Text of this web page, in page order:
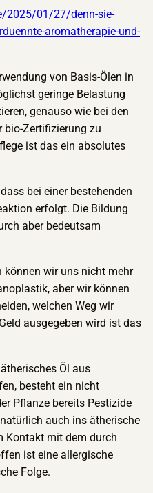
2025/01/27/denn-sie-
aromatherapie-und-
von Basis-Ölen in
geringe Belastung
genauso wie bei den
bio-Zertifizierung zu
ist das ein absolutes
bei einer bestehenden
erfolgt. Die Bildung
aber bedeutsam
können wir uns nicht mehr
aber wir können
welchen Weg wir
ausgegeben wird ist das
Öl aus
besteht ein nicht
Pflanze bereits Pestizide
auch ins ätherische
Kontakt mit dem durch
ist eine allergische
Folge.